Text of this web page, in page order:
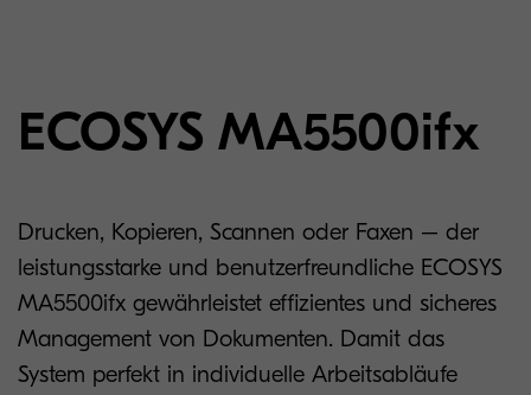
ECOSYS MA5500ifx
Drucken, Kopieren, Scannen oder Faxen – der
leistungsstarke und benutzerfreundliche ECOSYS
MA5500ifx gewährleistet effizientes und sicheres
Management von Dokumenten. Damit das
System perfekt in individuelle Arbeitsabläufe